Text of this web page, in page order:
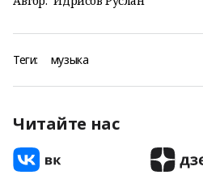
Теги: музыка
Читайте нас